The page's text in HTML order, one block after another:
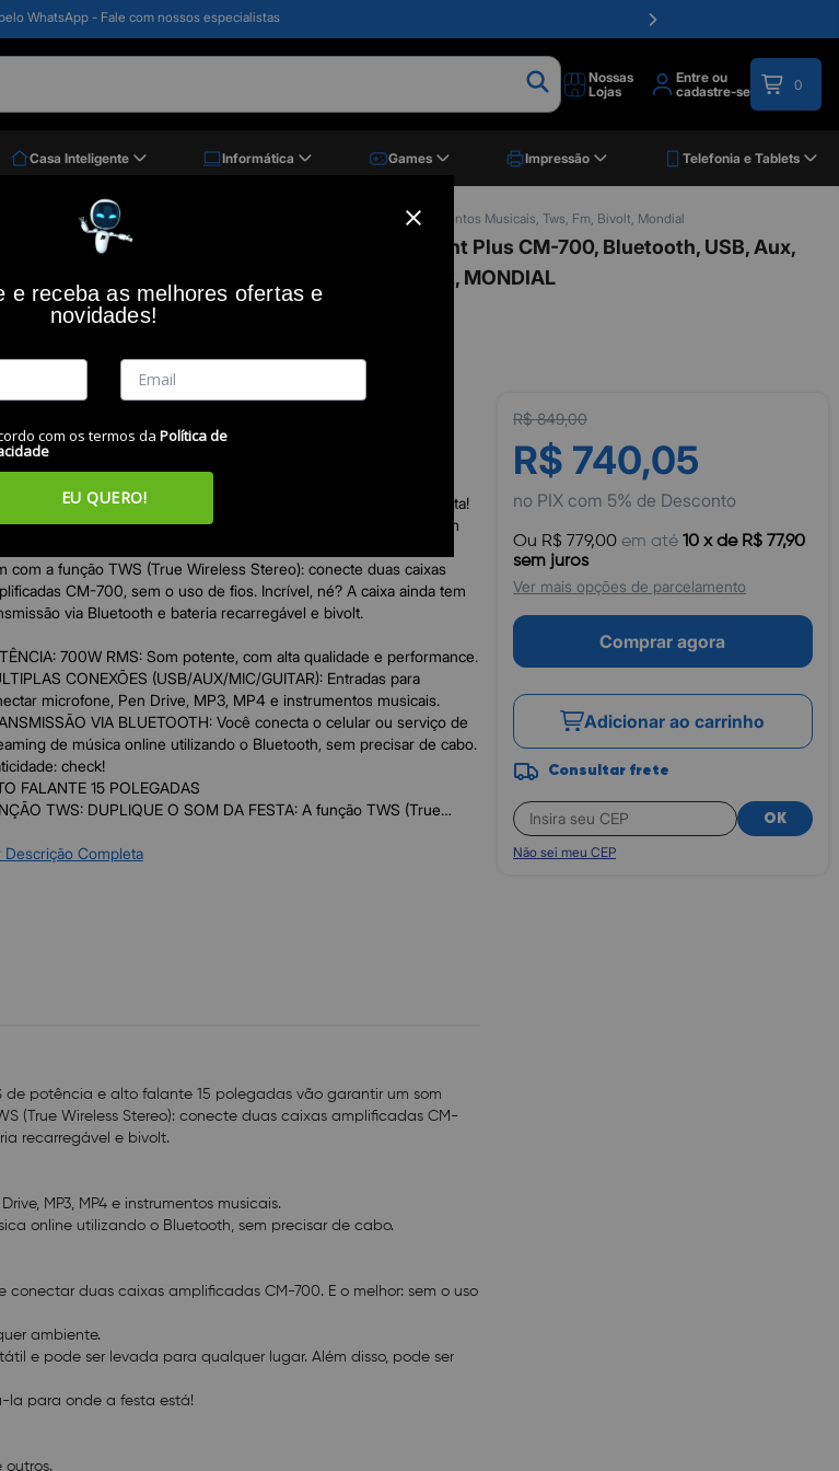
WhatsApp - Fale com nossos especialistas
Nossas
Lojas
Entre ou
cadastre-se
0
Casa Inteligente Informática Games Impressão Telefonia e Tablets
Rms Connect Light Plus Cm-700, Bluetooth, Usb, Aux, Microfone, Instrumentos Musicais, Tws, Fm, Bivolt, Mondial
R$ 849,00
R$ 740,05
no PIX com 5% de Desconto
Ou R$ 779,00em até 10 x de R$ 77,90
sem juros
Ver mais opções de parcelamento
Comprar agora
Adicionar ao carrinho
Consultar frete
OK
Não sei meu CEP
de Som Amplificada 700W RMS Connect Light Plus CM-700, Bluetooth, USB, Aux,
Instrumentos Musicais, TWS, FM, Bivolt, MONDIAL
(0)
DO PRODUTO
Amplificada Connect Light Plus CM-700 vai turbinar a sua festa!
700W RMS de potência e alto falante 15 polegadas vão garantir um
com a função TWS (True Wireless Stereo): conecte duas caixas
CM-700, sem o uso de fios. Incrível, né? A caixa ainda tem
via Bluetooth e bateria recarregável e bivolt.
700W RMS: Som potente, com alta qualidade e performance.
CONEXÕES (USB/AUX/MIC/GUITAR): Entradas para
microfone, Pen Drive, MP3, MP4 e instrumentos musicais.
VIA BLUETOOTH: Você conecta o celular ou serviço de
de música online utilizando o Bluetooth, sem precisar de cabo.
check!
FALANTE 15 POLEGADAS
TWS: DUPLIQUE O SOM DA FESTA: A função TWS (True
sem o uso de fios.
teclado, entre outros.
CM-700
Sim
TWS: Sim
e saída de áudio (L/R): Sim
auxiliar: Sim
micro SD card: Não
para instrumentos musicais: Sim
digital: Sim
Descrição Completa
de potência e alto falante 15 polegadas vão garantir um som
(True Wireless Stereo): conecte duas caixas amplificadas CM-
recarregável e bivolt.
MP3, MP4 e instrumentos musicais.
online utilizando o Bluetooth, sem precisar de cabo.
conectar duas caixas amplificadas CM-700. E o melhor: sem o uso
ambiente.
e pode ser levada para qualquer lugar. Além disso, pode ser
la para onde a festa está!
outros.
e receba as melhores ofertas e
novidades!
com os termos da Política de
EU QUERO!